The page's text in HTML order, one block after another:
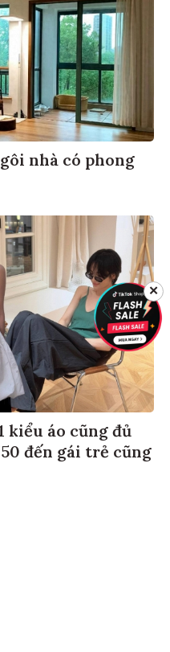
nhà có phong
kiểu áo cũng đủ
đến gái trẻ cũng
✕